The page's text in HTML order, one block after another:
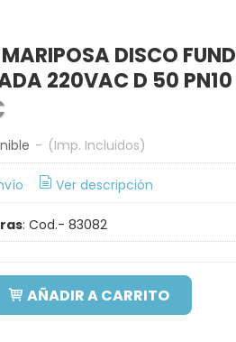
DISCO
220VAC D 50 PN10
- (Imp. Incluidos)
Ver descripción
: Cod.- 83082
AÑADIR A CARRITO